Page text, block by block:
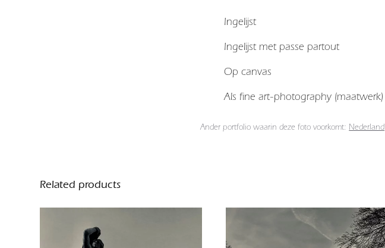
Ingelijst
Ingelijst met passe partout
Op canvas
Als fine art-photography (maatwerk)
Ander portfolio waarin deze foto voorkomt: Nederland
Related products